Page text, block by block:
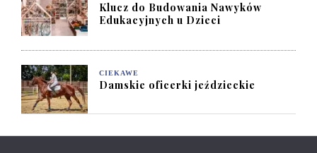
Klucz do Budowania Nawyków
Edukacyjnych u Dzieci
CIEKAWE
Damskie oficerki jeździeckie